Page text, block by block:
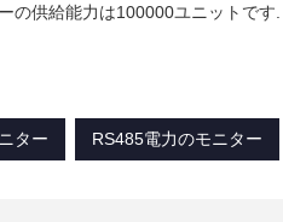
の供給能力は100000ユニットです.
ター
RS485電力のモニター